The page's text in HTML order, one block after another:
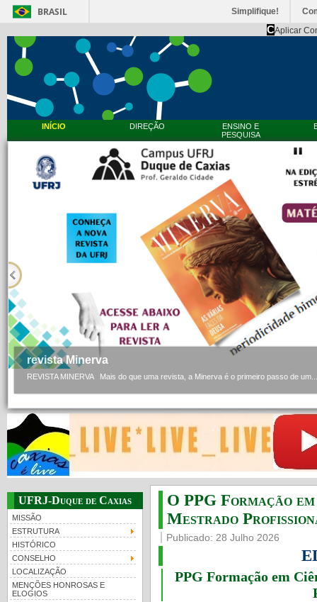
BRASIL Simplifique!
CAplicar
INÍCIO DIREÇÃO
ENSINO E
PESQUISA
revista Minerva
REVISTA MINERVA Mais do que uma revista, a Minerva é o primeiro passo de um...
UFRJ-Duque de Caxias
MISSÃO
ESTRUTURA
HISTÓRICO
CONSELHO
LOCALIZAÇÃO
MENÇÕES HONROSAS E
ELOGIOS
O PPG Formação
Mestrado
Publicado: 28 Julho 2026
PPG Formação em